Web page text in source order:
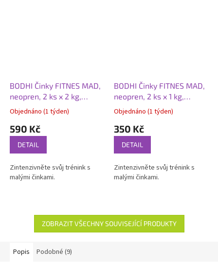
BODHI Činky FITNES MAD,
neopren, 2 ks x 2 kg,
modrá
Objednáno (1 týden)
590 Kč
DETAIL
Zintenzivněte svůj trénink s
malými činkami.
BODHI Činky FITNES MAD,
neopren, 2 ks x 1 kg,
fialová
Objednáno (1 týden)
350 Kč
DETAIL
Zintenzivněte svůj trénink s
malými činkami.
ZOBRAZIT VŠECHNY SOUVISEJÍCÍ PRODUKTY
Popis Podobné (9)